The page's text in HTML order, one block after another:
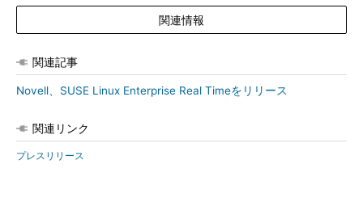
関連情報
関連記事
Novell、SUSE Linux Enterprise Real Timeをリリース
関連リンク
プレスリリース